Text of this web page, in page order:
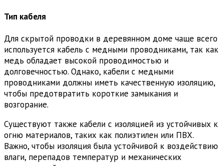
Тип кабеля
Для скрытой проводки в деревянном доме чаще всего
используется кабель с медными проводниками, так как
медь обладает высокой проводимостью и
долговечностью. Однако, кабели с медными
проводниками должны иметь качественную изоляцию,
чтобы предотвратить короткие замыкания и
возгорание.
Существуют также кабели с изоляцией из устойчивых к
огню материалов, таких как полиэтилен или ПВХ.
Важно, чтобы изоляция была устойчивой к воздействию
влаги, перепадов температур и механических